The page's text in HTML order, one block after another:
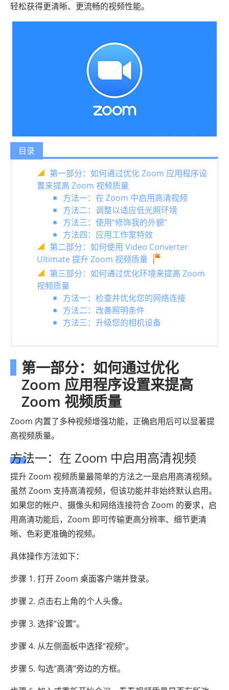
轻松获得更清晰、更流畅的视频性能。
目录
第一部分：如何通过优化 Zoom 应用程序设
置来提高 Zoom 视频质量
方法一：在 Zoom 中启用高清视频
方法二：调整以适应低光照环境
方法三：使用“修饰我的外貌”
方法四：应用工作室特效
第二部分：如何使用 Video Converter
Ultimate 提升 Zoom 视频质量
第三部分：如何通过优化环境来提高 Zoom
视频质量
方法一：检查并优化您的网络连接
方法二：改善照明条件
方法三：升级您的相机设备
第一部分：如何通过优化
Zoom 应用程序设置来提高
Zoom 视频质量
Zoom 内置了多种视频增强功能，正确启用后可以显著提
高视频质量。
方法一：在 Zoom 中启用高清视频
提升 Zoom 视频质量最简单的方法之一是启用高清视频。
虽然 Zoom 支持高清视频，但该功能并非始终默认启用。
如果您的帐户、摄像头和网络连接符合 Zoom 的要求，启
用高清功能后，Zoom 即可传输更高分辨率、细节更清
晰、色彩更准确的视频。
具体操作方法如下：
步骤 1. 打开 Zoom 桌面客户端并登录。
步骤 2. 点击右上角的个人头像。
步骤 3. 选择“设置”。
步骤 4. 从左侧面板中选择“视频”。
步骤 5. 勾选“高清”旁边的方框。